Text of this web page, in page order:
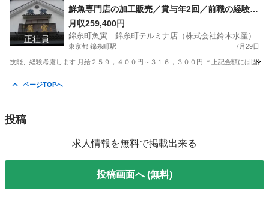
正社員
鮮魚専門店の加工販売／賞与年2回／前職の経験・
給与等考慮JR「錦糸町駅」より徒歩1分♪
月収259,400円
錦糸町魚寅 錦糸町テルミナ店（株式会社鈴木水産）
東京都 錦糸町駅 7月29日
技能、経験考慮します 月給２５９，４００円～３１６，３００円 ＊上記金額には固
ページTOPへ
投稿
求人情報を無料で掲載出来る
投稿画面へ (無料)